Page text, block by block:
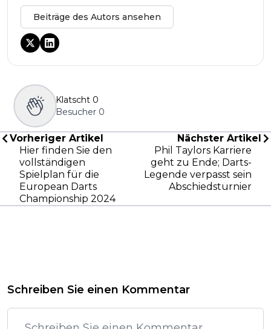
Beiträge des Autors ansehen
Klatscht 0
Besucher 0
Vorheriger Artikel
Hier finden Sie den
vollständigen
Spielplan für die
European Darts
Championship 2024
Nächster Artikel
Phil Taylors Karriere
geht zu Ende; Darts-
Legende verpasst sein
Abschiedsturnier
Schreiben Sie einen Kommentar